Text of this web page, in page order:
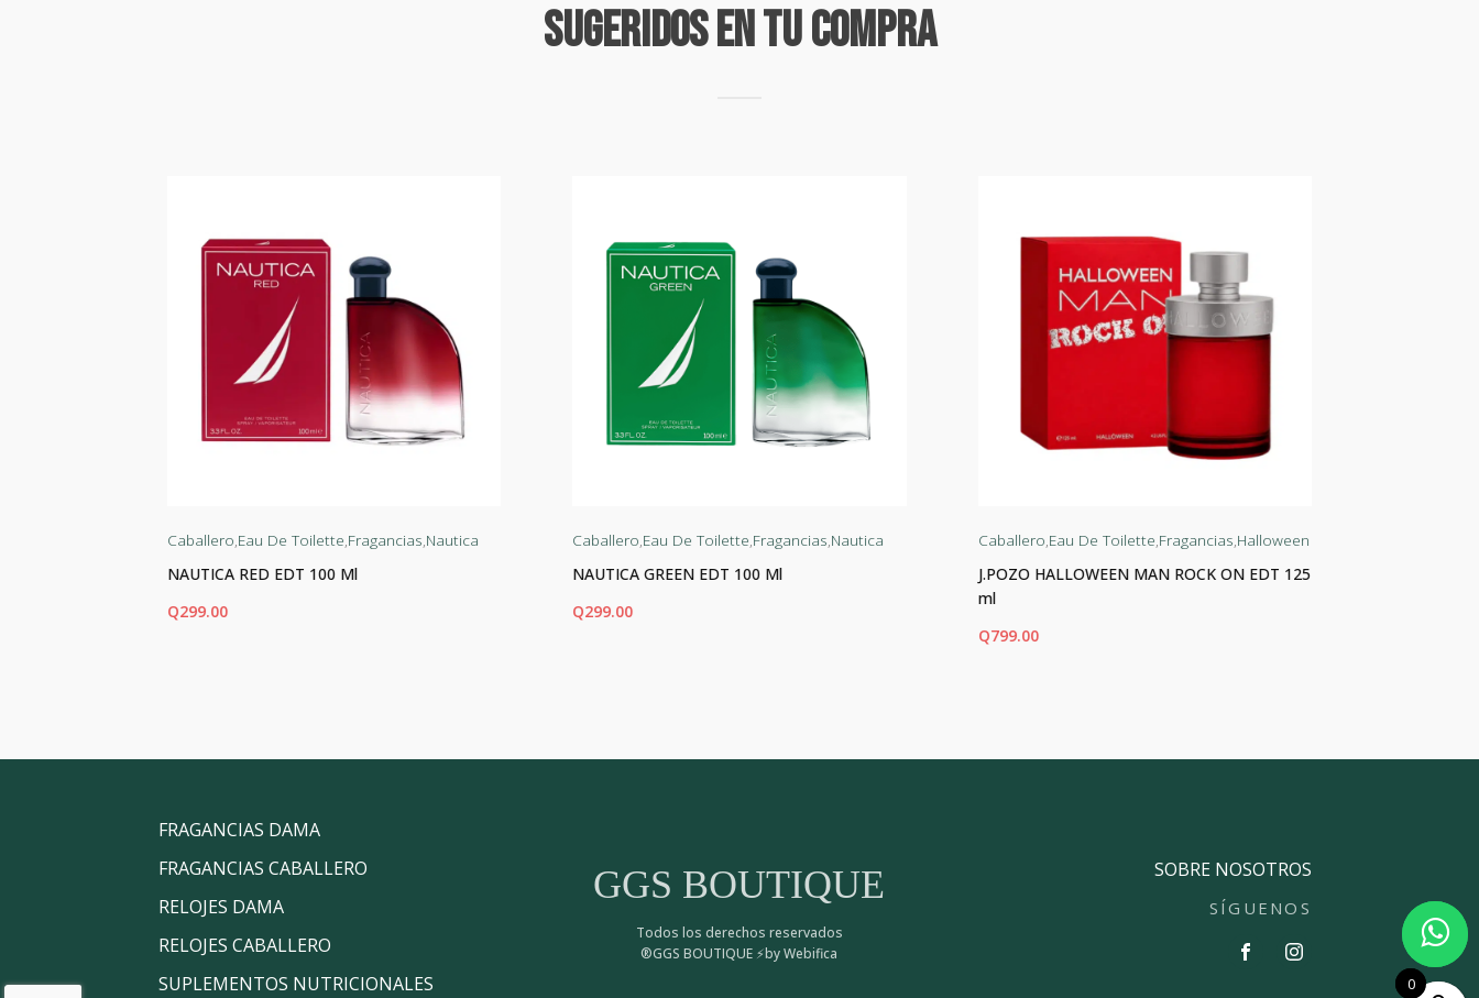
Sugeridos En Tu Compra
Caballero,Eau De Toilette,Fragancias,Nautica
NAUTICA RED EDT 100 Ml
Q299.00
Caballero,Eau De Toilette,Fragancias,Nautica
NAUTICA GREEN EDT 100 Ml
Q299.00
Caballero,Eau De Toilette,Fragancias,Halloween
J.POZO HALLOWEEN MAN ROCK ON EDT 125
ml
Q799.00
FRAGANCIAS DAMA
FRAGANCIAS CABALLERO
RELOJES DAMA
RELOJES CABALLERO
SUPLEMENTOS NUTRICIONALES
GGS BOUTIQUE
Todos los derechos reservados
®GGS BOUTIQUE ⚡by Webifica
SOBRE NOSOTROS
SÍGUENOS
0
0